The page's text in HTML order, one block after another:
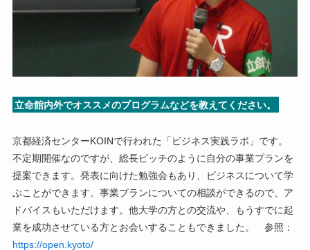
立命館内外でオススメのプログラムなどを教えてください。
京都経済センターKOINで行われた「ビジネス実践ラボ」です。
不定期開催なのですが、総長ピッチのように自分の事業プランを
提案できます。発表に向けた勉強会もあり、ビジネスについて学
ぶことができます。事業プランについての相談ができるので、ア
ドバイスもいただけます。他大学の方との交流や、もうすでに起
業を成功させている方とお会いすることもできました。 参照：
https://open.kyoto/